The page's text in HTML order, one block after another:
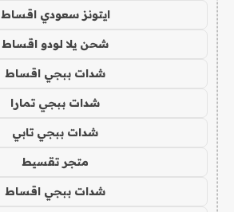
ايتونز سعودي اقساط
شحن يلا لودو اقساط
شدات ببجي اقساط
شدات ببجي تمارا
شدات ببجي تابي
متجر تقسيط
شدات ببجي اقساط